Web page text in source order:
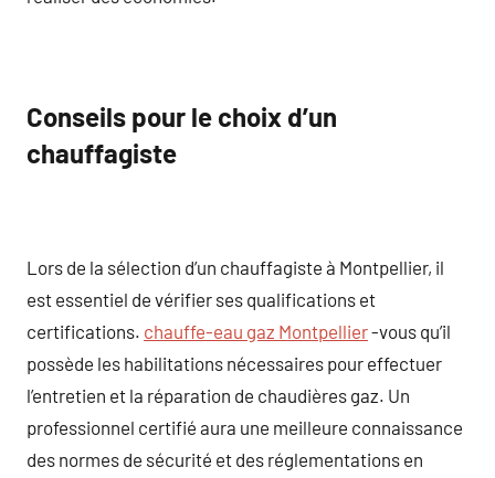
Conseils pour le choix d’un
chauffagiste
Lors de la sélection d’un chauffagiste à Montpellier, il
est essentiel de vérifier ses qualifications et
certifications. chauffe-eau gaz Montpellier-vous qu’il
possède les habilitations nécessaires pour effectuer
l’entretien et la réparation de chaudières gaz. Un
professionnel certifié aura une meilleure connaissance
des normes de sécurité et des réglementations en